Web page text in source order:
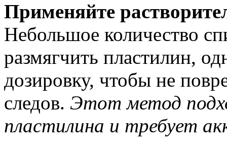
Применяйте
Небольшое количество
размягчить пластилин,
дозировку, чтобы не
следов. Этот метод
пластилина и требует